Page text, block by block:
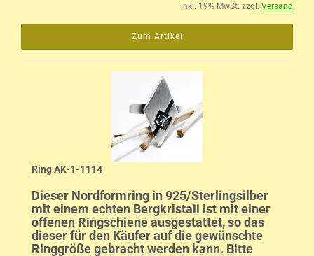
inkl. 19% MwSt. zzgl. Versand
Zum Artikel
Ring AK-1-1114
Dieser Nordformring in 925/Sterlingsilber
mit einem echten Bergkristall ist mit einer
offenen Ringschiene ausgestattet, so das
dieser für den Käufer auf die gewünschte
Ringgröße gebracht werden kann. Bitte